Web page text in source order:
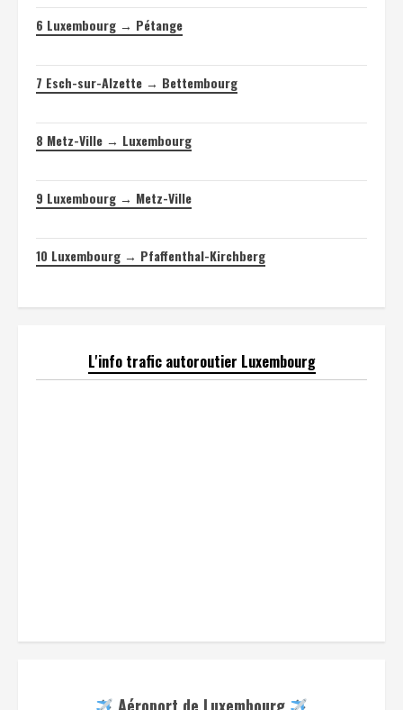
6 Luxembourg → Pétange
7 Esch-sur-Alzette → Bettembourg
8 Metz-Ville → Luxembourg
9 Luxembourg → Metz-Ville
10 Luxembourg → Pfaffenthal-Kirchberg
L'info trafic autoroutier Luxembourg